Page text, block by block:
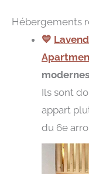
Hébergements
💙
modernes
Ils sont
appart
du 6e